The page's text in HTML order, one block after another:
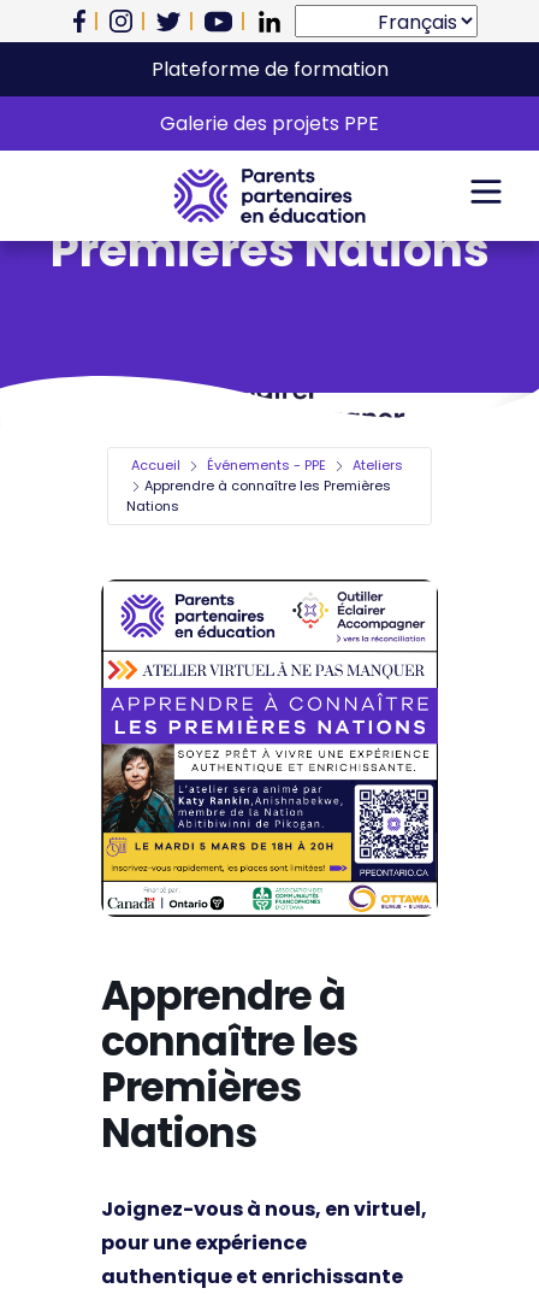
Plateforme de formation
Galerie des projets PPE
Apprendre à
connaître les
Premières Nations
Accueil Événements - PPE
Ateliers
Apprendre à connaître les Premières
Nations
Apprendre à
connaître les
Premières
Nations
Joignez-vous à nous, en virtuel,
pour une expérience
authentique et enrichissante